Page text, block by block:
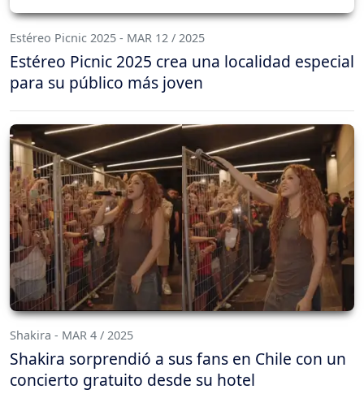
Estéreo Picnic 2025 - MAR 12 / 2025
Estéreo Picnic 2025 crea una localidad especial
para su público más joven
Shakira - MAR 4 / 2025
Shakira sorprendió a sus fans en Chile con un
concierto gratuito desde su hotel